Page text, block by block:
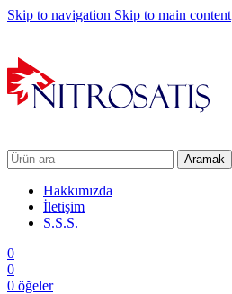
Skip to navigation Skip to main content
Aramak
Hakkımızda
İletişim
S.S.S.
0
0
0 öğeler